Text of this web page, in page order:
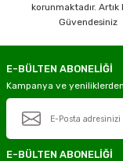
korunmaktadır. Artık
Güvendesiniz
E-BÜLTEN ABONELİĞİ
Kampanya ve
E-BÜLTEN ABONELİĞİ